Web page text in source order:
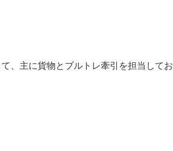
、主に貨物とブルトレ牽引を担当してお